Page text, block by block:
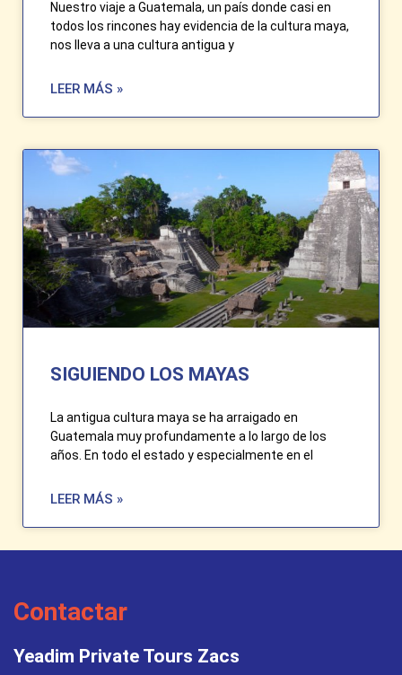
Nuestro viaje a Guatemala, un país donde casi en
todos los rincones hay evidencia de la cultura maya,
nos lleva a una cultura antigua y
LEER MÁS »
SIGUIENDO LOS MAYAS
La antigua cultura maya se ha arraigado en
Guatemala muy profundamente a lo largo de los
años. En todo el estado y especialmente en el
LEER MÁS »
Contactar
Yeadim Private Tours Zacs